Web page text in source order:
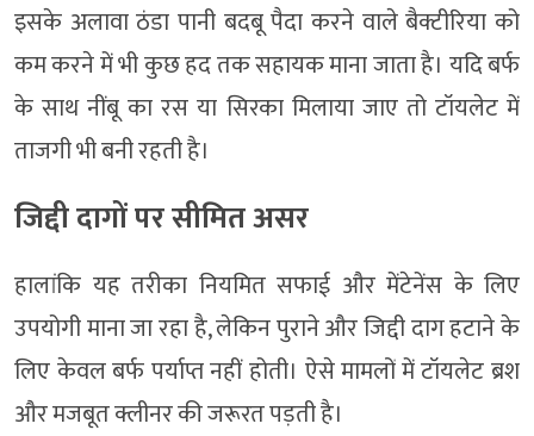
इसके अलावा ठंडा पानी बदबू पैदा करने वाले बैक्टीरिया को
कम करने में भी कुछ हद तक सहायक माना जाता है। यदि बर्फ
के साथ नींबू का रस या सिरका मिलाया जाए तो टॉयलेट में
ताजगी भी बनी रहती है।
जिद्दी दागों पर सीमित असर
हालांकि यह तरीका नियमित सफाई और मेंटेनेंस के लिए
उपयोगी माना जा रहा है, लेकिन पुराने और जिद्दी दाग हटाने के
लिए केवल बर्फ पर्याप्त नहीं होती। ऐसे मामलों में टॉयलेट ब्रश
और मजबूत क्लीनर की जरूरत पड़ती है।